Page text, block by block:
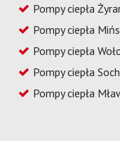
Pompy ciepła
Pompy ciepła
Pompy ciepła
Pompy ciepła
Pompy ciepła